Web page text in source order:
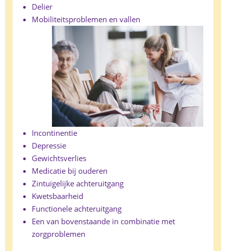
Delier
Mobiliteitsproblemen en vallen
Incontinentie
Depressie
Gewichtsverlies
Medicatie bij ouderen
Zintuigelijke achteruitgang
Kwetsbaarheid
Functionele achteruitgang
Een van bovenstaande in combinatie met
zorgproblemen